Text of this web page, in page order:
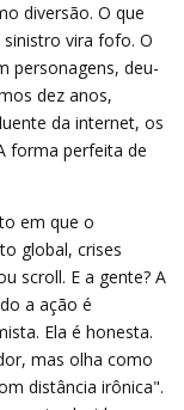
diversão. O que
vira fofo. O
personagens, deu-
dez anos,
da internet, os
forma perfeita de
em que o
global, crises
scroll. E a gente? A
a ação é
Ela é honesta.
mas olha como
distância irônica".